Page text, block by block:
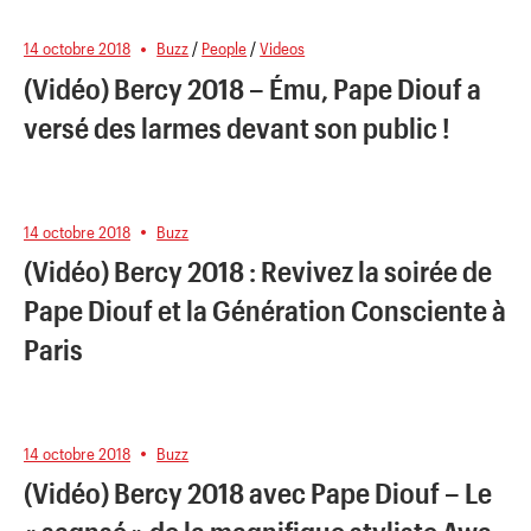
14 octobre 2018 Buzz/ People/Videos
(Vidéo) Bercy 2018 – Ému, Pape Diouf a
versé des larmes devant son public !
14 octobre 2018 Buzz
(Vidéo) Bercy 2018 : Revivez la soirée de
Pape Diouf et la Génération Consciente à
Paris
14 octobre 2018 Buzz
(Vidéo) Bercy 2018 avec Pape Diouf – Le